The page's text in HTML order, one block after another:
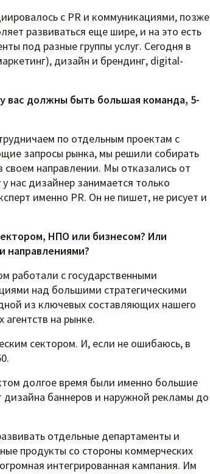
с PR и коммуникациями, позже
развиваться еще шире, и на это есть
под разные группы услуг. Сегодня в
дизайн и брендинг, digital-
вас должны быть большая команда, 5-
по отдельным проектам с
запросы рынка, мы решили собирать
направлении. Мы отказались от
нас дизайнер занимается только
именно PR. Он не пишет, не рисует и
НПО или бизнесом? Или
направлениями?
работали с государственными
над большими стратегическими
из ключевых составляющих нашего
на рынке.
сектором. И, если не ошибаюсь, в
долгое время были именно большие
баннеров и наружной рекламы до
отдельные департаменты и
продукты со стороны коммерческих
интегрированная кампания. Им